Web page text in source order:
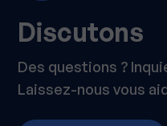
Discutons
Des questions ?
Laissez-nous vous